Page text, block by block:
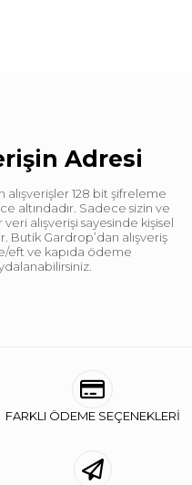
Adresi
128 bit şifreleme
altındadır. Sadece sizin ve
alışverişi sayesinde kişisel
Gardrop’dan alışveriş
eft ve kapıda ödeme
FARKLI ÖDEME SEÇENEKLERİ